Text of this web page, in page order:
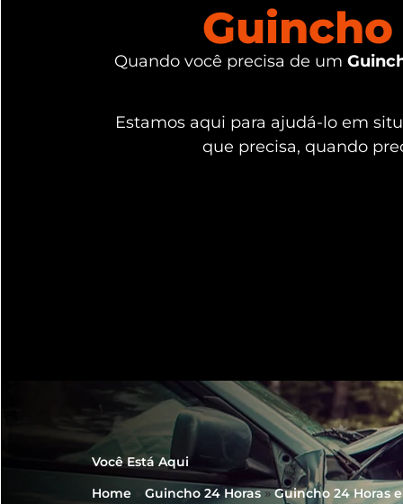
Guincho
Quando você precisa de um
Estamos aqui para ajudá-lo em
que precisa, quando
Você Está Aqui
Home
Guincho 24 Horas»Guincho 24 Horas